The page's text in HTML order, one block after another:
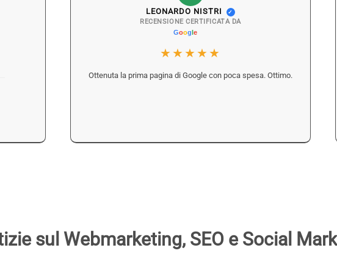
LEONARDO NISTRI ✓
RECENSIONE CERTIFICATA DA
★★★★★
Ottenuta la prima pagina di Google con poca spesa. Ottimo.
sul Webmarketing, SEO e Social